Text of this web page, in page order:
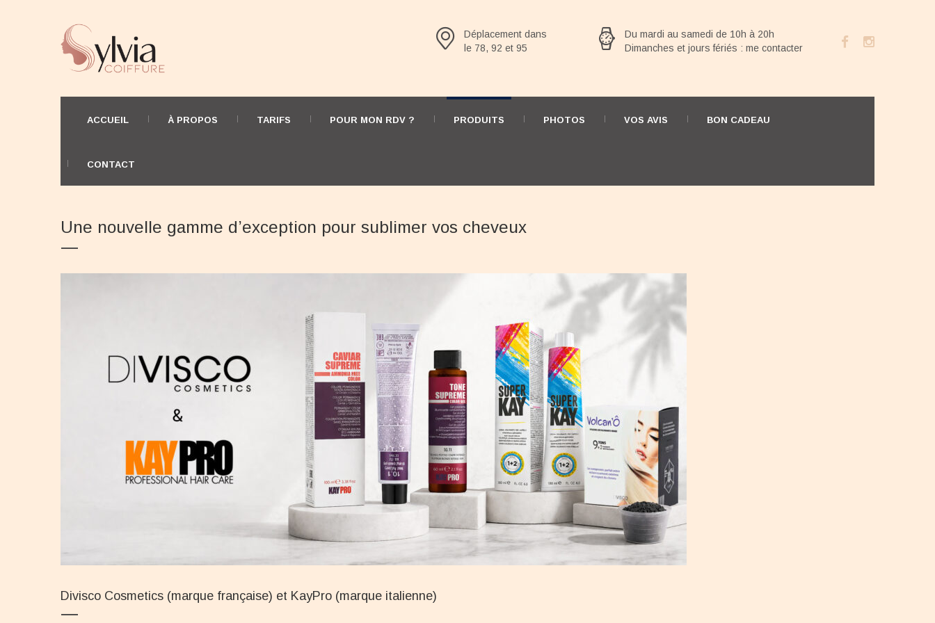
Du mardi au samedi de 10h à 20h
Dimanches et jours fériés : me contacter
Déplacement dans
le 78, 92 et 95
ACCUEIL À PROPOS TARIFS POUR MON RDV ? PRODUITS PHOTOS VOS AVIS BON CADEAU
CONTACT
Une nouvelle gamme d’exception pour sublimer vos cheveux
Divisco Cosmetics (marque française) et KayPro (marque italienne)